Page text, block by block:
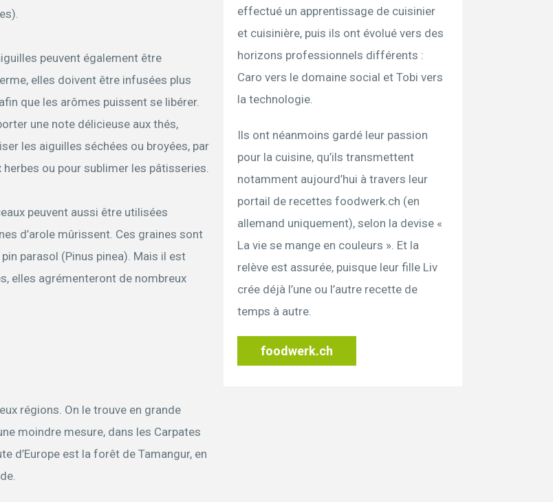
peuvent également être
elles doivent être infusées plus
que les arômes puissent se libérer.
une note délicieuse aux thés,
les aiguilles séchées ou broyées, par
ou pour sublimer les pâtisseries.
peuvent aussi être utilisées
d’arole mûrissent. Ces graines sont
parasol (Pinus pinea). Mais il est
elles agrémenteront de nombreux
régions. On le trouve en grande
moindre mesure, dans les Carpates
d’Europe est la forêt de Tamangur, en
effectué un apprentissage de cuisinier
et cuisinière, puis ils ont évolué vers des
horizons professionnels différents :
Caro vers le domaine social et Tobi vers
la technologie.
Ils ont néanmoins gardé leur passion
pour la cuisine, qu’ils transmettent
notamment aujourd’hui à travers leur
portail de recettes foodwerk.ch (en
allemand uniquement), selon la devise «
La vie se mange en couleurs ». Et la
relève est assurée, puisque leur fille Liv
crée déjà l’une ou l’autre recette de
temps à autre.
foodwerk.ch